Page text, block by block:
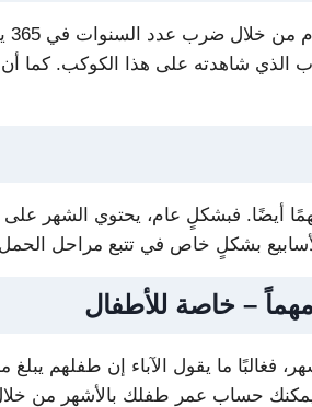
شاهدته على هذا الكوكب. كما أن
مهماً – خاصة للأطفال
بالأشهر من خلال قسمة عدد الأيام على 30.44، وبدلاً